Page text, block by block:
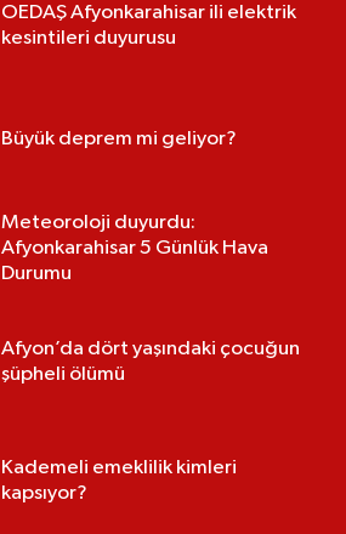
OEDAŞ Afyonkarahisar ili elektrik
kesintileri duyurusu
Büyük deprem mi geliyor?
Meteoroloji duyurdu:
Afyonkarahisar 5 Günlük Hava
Durumu
Afyon’da dört yaşındaki çocuğun
şüpheli ölümü
Kademeli emeklilik kimleri
kapsıyor?